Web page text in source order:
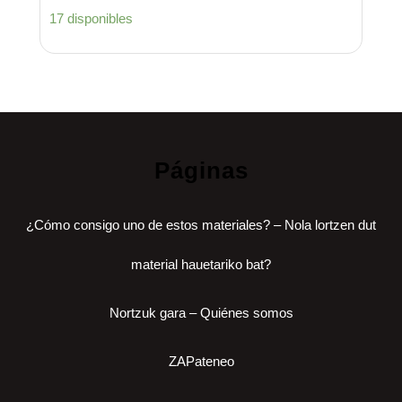
17 disponibles
Páginas
¿Cómo consigo uno de estos materiales? – Nola lortzen dut
material hauetariko bat?
Nortzuk gara – Quiénes somos
ZAPateneo